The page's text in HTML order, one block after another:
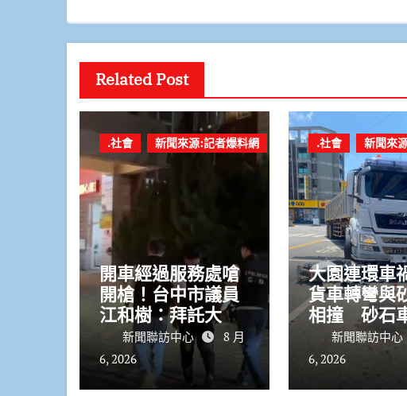
Related Post
.社會 新聞來源:記者爆料網
開車經過服務處嗆
開槍！台中市議員
江和樹：拜託大家
冷靜不要這樣 嫌
犯晚間落網動機待
新聞聯訪中心
8 月
6, 2026
.社會 新聞來
大園連環車
貨車轉彎與
相撞 砂石
停等紅燈機
停車
新聞聯訪中心
6, 2026